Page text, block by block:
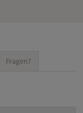
Fragen?